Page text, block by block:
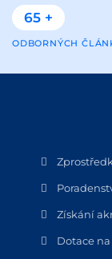
65 +
ODBORNÝCH
Získání
Dotace